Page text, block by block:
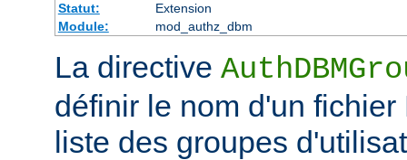
Statut:
Extension
Module:
mod_authz_dbm
La directive
définir le nom d'un
liste des groupes